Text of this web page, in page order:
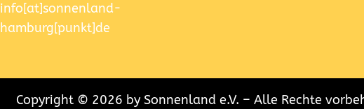
info[at]sonnenland-
hamburg[punkt]de
Copyright © 2026 by Sonnenland e.V. – Alle Rechte